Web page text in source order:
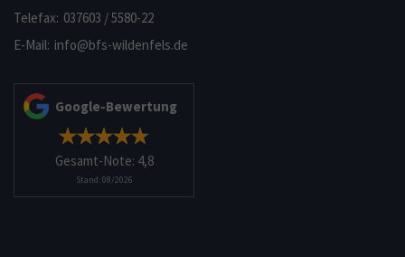
Telefax: 037603 / 5580-22
E-Mail: info@bfs-wildenfels.de
Google-Bewertung
Gesamt-Note: 4,8
Stand: 08/2026